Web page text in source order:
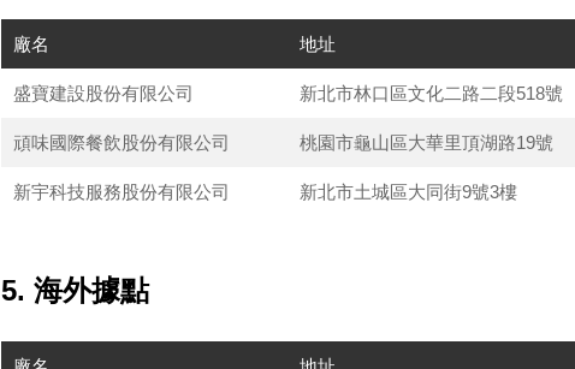
廠名 地址
盛寶建設股份有限公司 新北市林口區文化二路二段518號
頑味國際餐飲股份有限公司 桃園市龜山區大華里頂湖路19號
新宇科技服務股份有限公司 新北市土城區大同街9號3樓
5. 海外據點